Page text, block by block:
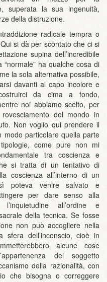
superata la sua ingenuità,
della distruzione.
radicale tempra o
si dà per scontato che ci si
supina dell’incredibile
ha qualche cosa di
la sola alternativa possibile,
davanti al capo incolore e
da cima a fondo,
noi abbiamo scelto, per
rovesciamento del mondo in
Non voglio qui prendere il
modo particolare quella parte
come pure non mi
tra coscienza e
si tratta di un tentativo di
coscienza all’interno di un
poteva venire salvato e
per dare senso alla
all’ordine e
della tecnica. Se fosse
non può accogliere nella
sfera dell’inconscio, cioè in
alcune cose
del soggetto
della razionalità, con
che bisogna o correggere